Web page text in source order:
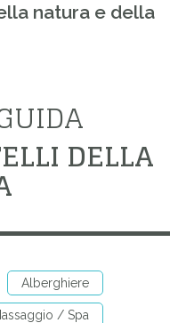
natura e della
DELLA
Alberghiere
/ Spa